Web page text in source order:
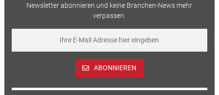
Newsletter abonnieren und keine Branchen-News mehr
verpassen.
ABONNIEREN